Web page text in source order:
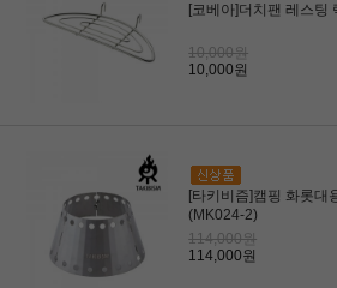
[코베아]더치팬 레스팅
10,000원
10,000원
[타키비즘]캠핑 화롯대
(MK024-2)
114,000원
114,000원